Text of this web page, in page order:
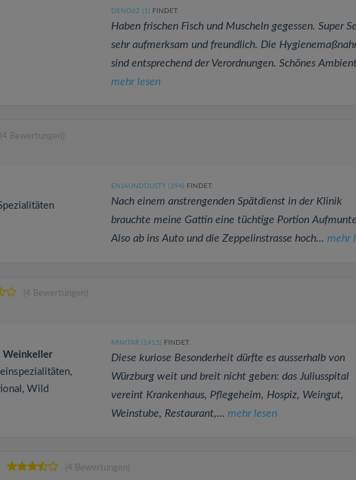
DENO62 (1) FINDET:
Haben frischen Fisch und Muscheln gegessen. Super
sehr aufmerksam und freundlich. Die
sind entsprechend der Verordnungen. Schönes
mehr lesen
(4 Bewertungen)
ENJAUNDDUSTY (294) FINDET:
Nach einem anstrengenden Spätdienst in der Klinik
brauchte meine Gattin eine tüchtige Portion
Also ab ins Auto und die Zeppelinstrasse hoch... mehr
(4 Bewertungen)
Weinkeller
Wild
MINITAR (1415) FINDET:
Diese kuriose Besonderheit dürfte es ausserhalb von
Würzburg weit und breit nicht geben: das Juliusspital
vereint Krankenhaus, Pflegeheim, Hospiz, Weingut,
Weinstube, Restaurant,... mehr lesen
(4 Bewertungen)